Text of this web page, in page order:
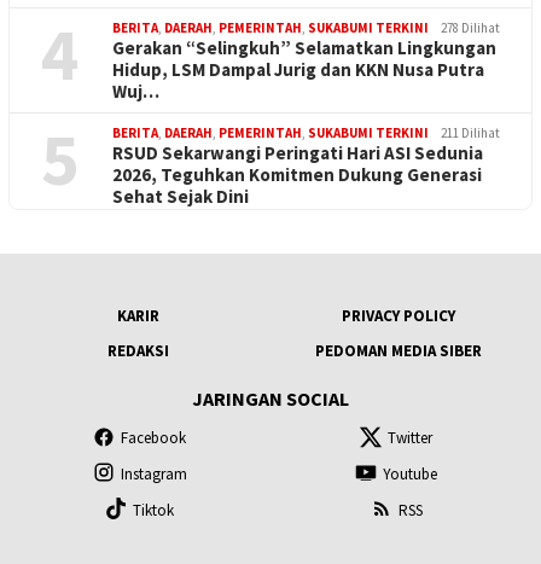
4 BERITA, DAERAH, PEMERINTAH, SUKABUMI TERKINI 278 Dilihat
Gerakan “Selingkuh” Selamatkan Lingkungan
Hidup, LSM Dampal Jurig dan KKN Nusa Putra
Wuj…
5 BERITA, DAERAH, PEMERINTAH, SUKABUMI TERKINI 211 Dilihat
RSUD Sekarwangi Peringati Hari ASI Sedunia
2026, Teguhkan Komitmen Dukung Generasi
Sehat Sejak Dini
KARIR
PRIVACY POLICY
REDAKSI
PEDOMAN MEDIA SIBER
JARINGAN SOCIAL
Facebook
Twitter
Instagram
Youtube
Tiktok
RSS